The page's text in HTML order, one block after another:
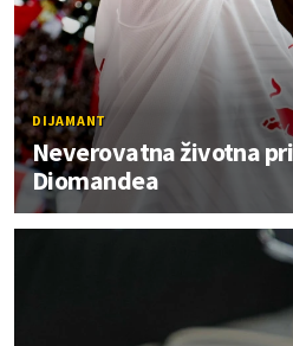
DIJAMANT
Neverovatna životna
Diomandea